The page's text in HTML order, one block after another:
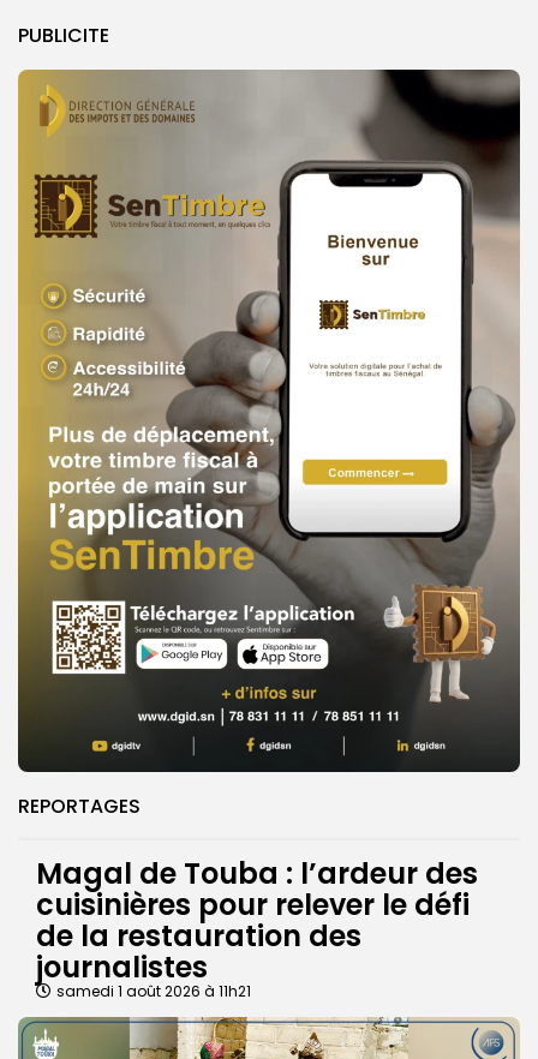
PUBLICITE
REPORTAGES
Magal de Touba : l’ardeur des
cuisinières pour relever le défi
de la restauration des
journalistes
samedi 1 août 2026 à 11h21